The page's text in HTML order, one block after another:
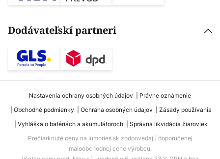
Dodávateľskí partneri
Nastavenia ochrany osobných údajov
Právne oznámenie
Obchodné podmienky
Ochrana osobných údajov
Zásady používania
Vyhláška o batériách a akumulátoroch
Správna likvidácia žiaroviek
Prečiarknuté ceny na lumories.sk zodpovedajú doporučenej
maloobchodnej cene výrobcu.